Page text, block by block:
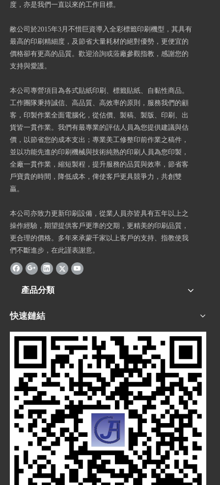
度，亦是我們一直以來的工作目標。
敝公司於2015年3月不惜巨資導入全彩標籤印刷機型，其具有
最高的印刷精細度，及節省大量耗材的絕對優勢，更便宜的
價格卻有更高的品質。歡迎洽詢或蒞廠參觀指教，感謝您的
支持與愛護。
本公司專營項目為各式貼紙印刷、標籤貼紙、自黏性商品。
工作團隊秉持誠信、高品質、高效率的原則，服務我們的顧
客，印製作業全面電腦化，從估價、製稿、製版、印刷、出
貨皆一貫作業。我們有最專業的評估人員為您提供建議與估
價，以節省您的成本支出；專業美工修整印前作業之稿件，
並以功能先進的印刷機械與技術純熟的印刷人員為您印製，
全廠一貫作業，縮短製程，提升服務的品質與效率，節省客
戶寶貴的時間，降低成本，俾使客戶更具競爭力，共創雙
贏。
本公司亦致力更新印刷設備，從業人員亦皆具有五年以上之
操作經驗，期望提供客戶更準的交期，更精美的印刷品質，
更合理的價格。多年來承蒙千家以上客戶的支持、指教使我
們不斷進步，在此謹表謝意。
產品分類
快速鏈結